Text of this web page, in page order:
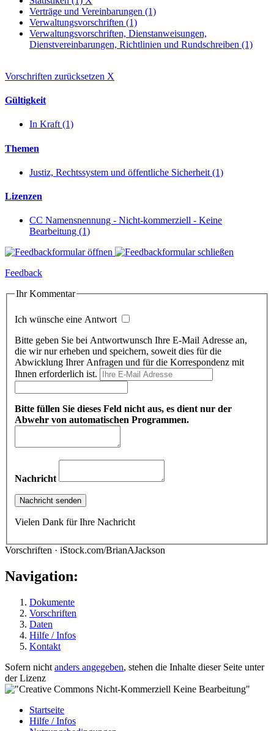
Verträge und Vereinbarungen (1)
Verwaltungsvorschriften (1)
Verwaltungsvorschriften, Dienstanweisungen,
Dienstvereinbarungen, Richtlinien und Rundschreiben (1)
Vorschriften zurücksetzen X
Gültigkeit
In Kraft (1)
Themen
Justiz, Rechtssystem und öffentliche Sicherheit (1)
Lizenzen
CC Namensnennung - Nicht-kommerziell - Keine
Bearbeitung (1)
Feedback
Ihr Kommentar
Ich wünsche eine Antwort
Bitte geben Sie bei Antwortwunsch Ihre E-Mail Adresse an,
die wir nur erheben und speichern, soweit dies für die
Abwicklung Ihrer Anfragen und für die Korrespondenz mit
Ihnen erforderlich ist.
Bitte füllen Sie dieses Feld nicht aus, es dient nur der
Abwehr von automatischen Programmen.
Nachricht
Vielen Dank für Ihre Nachricht
Vorschriften · iStock.com/BrianAJackson
Navigation:
Dokumente
Vorschriften
Daten
Hilfe / Infos
Kontakt
Sofern nicht anders angegeben, stehen die Inhalte dieser Seite unter
der Lizenz
Startseite
Hilfe / Infos